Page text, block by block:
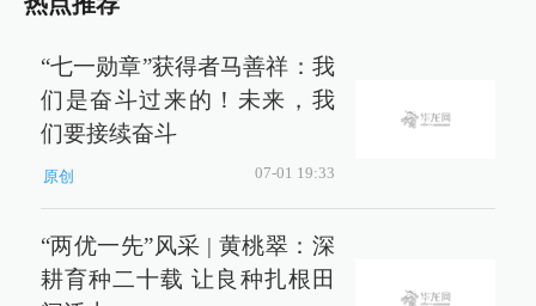
“七一勋章”获得者马善祥：我
们是奋斗过来的！未来，我
们要接续奋斗
原创 07-01 19:33
“两优一先”风采 | 黄桃翠：深
耕育种二十载 让良种扎根田